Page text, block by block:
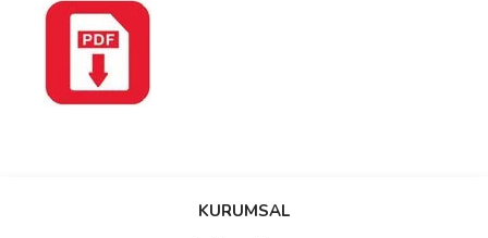
Bu ürüne ilk yorumu siz yapın!
KURUMSAL